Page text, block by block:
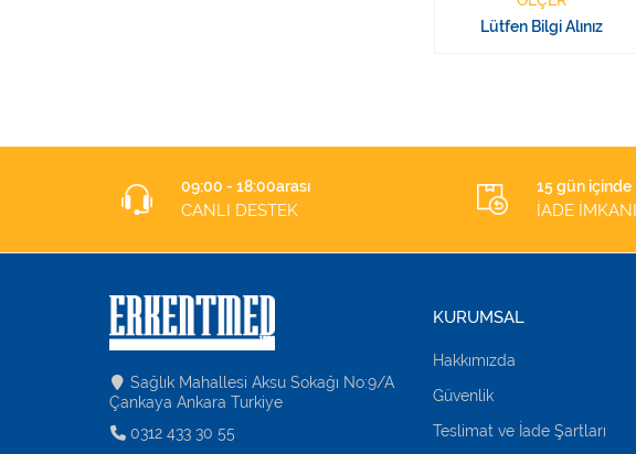
Lütfen Bilgi Alınız
09:00 - 18:00arası
CANLI DESTEK
15 gün içinde
İADE İMKANI
Sağlık Mahallesi Aksu Sokağı No:9/A
Çankaya Ankara Turkiye
0312 433 30 55
KURUMSAL
Hakkımızda
Güvenlik
Teslimat ve İade Şartları